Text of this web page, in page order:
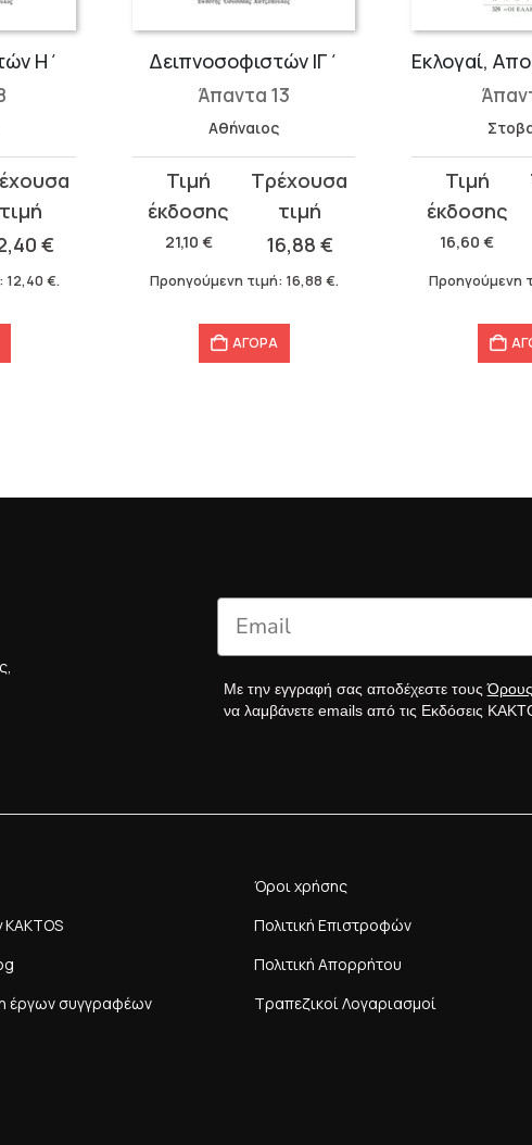
Η΄
€
12,40 €.
Δειπνοσοφιστών ΙΓ΄
Άπαντα 13
Αθήναιος
21,10 €
Original
price
was:
21,10 €.
16,88 €
τρέχουσα
τιμή
είναι:
Προηγούμενη τιμή: 16,88 €.
ΑΓΟΡΑ
16,60€
Original
price
was:
16,60 €.
τρέχουσα
τιμή
είναι:
Προηγούμενη
Με την εγγραφή σας αποδέχεστε τους
να λαμβάνετε emails από τις Εκδόσεις
έργων συγγραφέων
Όροι χρήσης
Πολιτική Επιστροφών
Πολιτική Απορρήτου
Τραπεζικοί Λογαριασμοί